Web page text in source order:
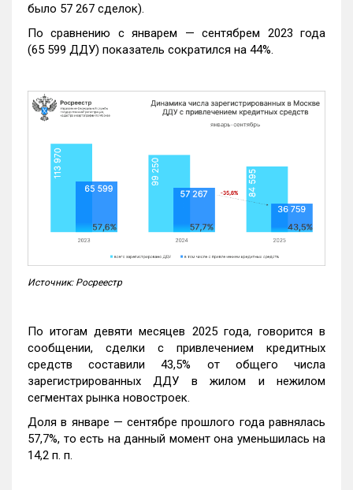
было 57 267 сделок).
По сравнению с январем — сентябрем 2023 года
(65 599 ДДУ) показатель сократился на 44%.
Источник: Росреестр
По итогам девяти месяцев 2025 года, говорится в
сообщении, сделки с привлечением кредитных
средств составили 43,5% от общего числа
зарегистрированных ДДУ в жилом и нежилом
сегментах рынка новостроек.
Доля в январе — сентябре прошлого года равнялась
57,7%, то есть на данный момент она уменьшилась на
14,2 п. п.